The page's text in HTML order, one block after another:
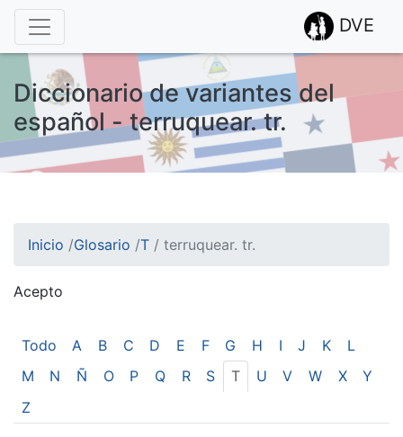
DVE
Diccionario de variantes del
español - terruquear. tr.
Inicio /Glosario /T / terruquear. tr.
Acepto
Todo A B C D E F G H I J K
L
M
N Ñ O P Q R S T U V W X
Y
Z